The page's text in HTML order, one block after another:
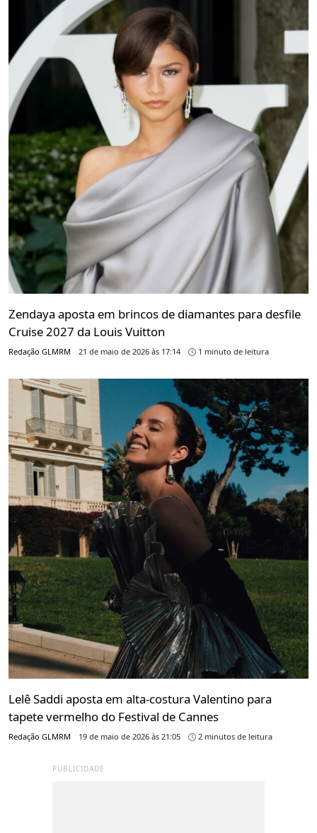
Zendaya aposta em brincos de diamantes para desfile
Cruise 2027 da Louis Vuitton
Redação GLMRM 21 de maio de 2026 às 17:14 1 minuto de leitura
Lelê Saddi aposta em alta-costura Valentino para
tapete vermelho do Festival de Cannes
Redação GLMRM 19 de maio de 2026 às 21:05 2 minutos de leitura
PUBLICIDADE